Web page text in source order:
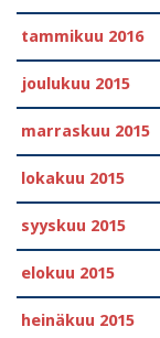
tammikuu 2016
joulukuu 2015
marraskuu 2015
lokakuu 2015
syyskuu 2015
elokuu 2015
heinäkuu 2015